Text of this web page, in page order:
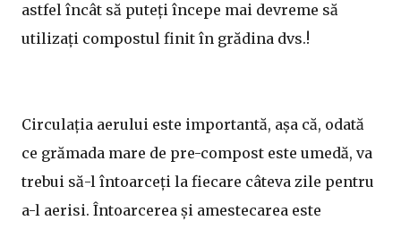
astfel încât să puteți începe mai devreme să
utilizați compostul finit în grădina dvs.!
Circulația aerului este importantă, așa că, odată
ce grămada mare de pre-compost este umedă, va
trebui să-l întoarceți la fiecare câteva zile pentru
a-l aerisi. Întoarcerea și amestecarea este